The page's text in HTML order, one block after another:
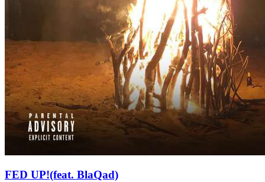
FED UP!(feat. BlaQad)